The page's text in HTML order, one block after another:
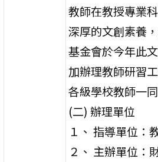
教師在教授專業
深厚的文創素養
基金會於今年此
加辦理教師研習
各級學校教師一
(二) 辦理單位
１、 指導單位：
２、 主辦單位：